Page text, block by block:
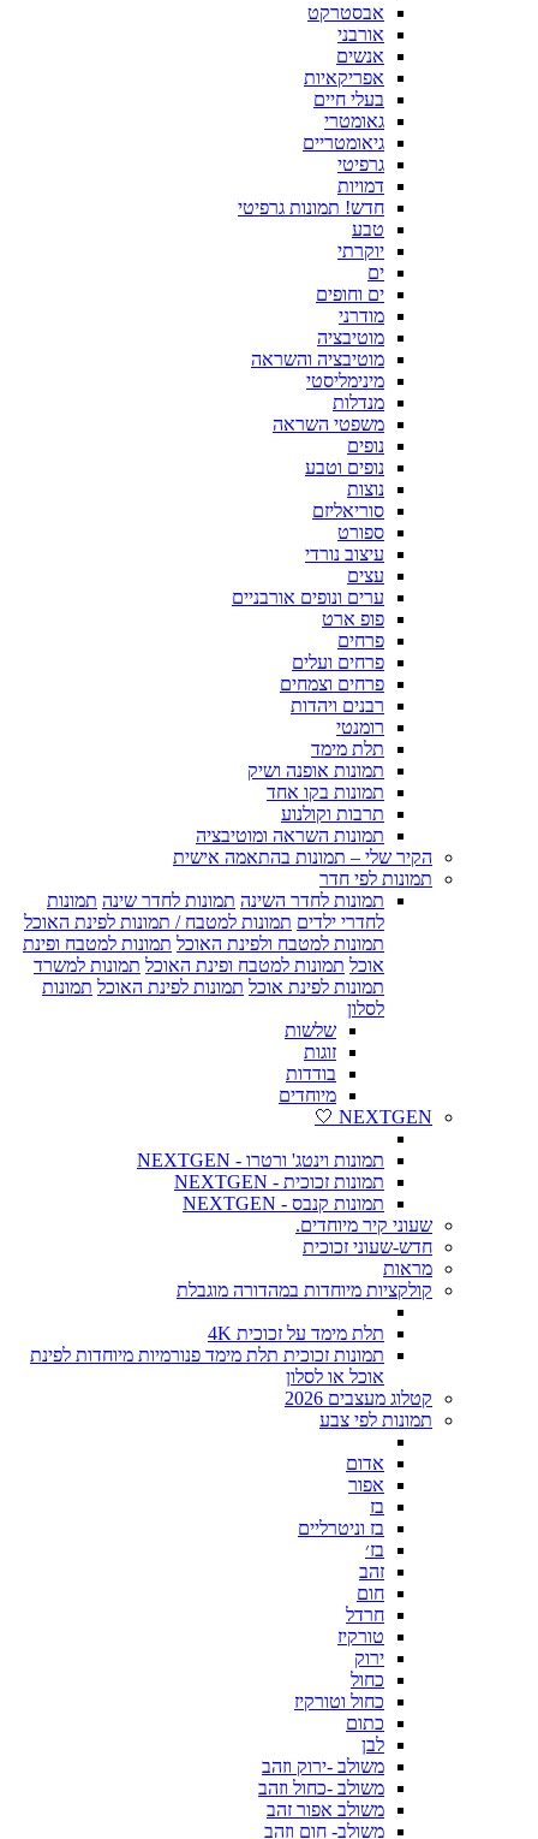
אבסטרקט
אורבני
אנשים
אפריקאיות
בעלי חיים
גאומטרי
גיאומטריים
גרפיטי
דמויות
חדש! תמונות גרפיטי
טבע
יוקרתי
ים
ים וחופים
מודרני
מוטיבציה
מוטיבציה והשראה
מינימליסטי
מנדלות
משפטי השראה
נופים
נופים וטבע
נוצות
סוריאליזם
ספורט
עיצוב נורדי
עצים
ערים ונופים אורבניים
פופ ארט
פרחים
פרחים ועלים
פרחים וצמחים
רבנים ויהדות
רומנטי
תלת מימד
תמונות אופנה ושיק
תמונות בקו אחד
תרבות וקולנוע
תמונות השראה ומוטיבציה
הקיר שלי – תמונות בהתאמה אישית
תמונות לפי חדר
תמונות לחדר השינה תמונות לחדר שינה תמונות
לחדרי ילדים תמונות למטבח / תמונות לפינת האוכל
תמונות למטבח ולפינת האוכל תמונות למטבח ופינת
אוכל תמונות למטבח ופינת האוכל תמונות למשרד
תמונות לפינת אוכל תמונות לפינת האוכל תמונות
לסלון
שלשות
זוגות
בודדות
מיוחדים
NEXTGEN 🤍
תמונות וינטג' ורטרו - NEXTGEN
תמונות זכוכית - NEXTGEN
תמונות קנבס - NEXTGEN
שעוני קיר מיוחדים.
חדש-שעוני זכוכית
מראות
קולקציות מיוחדות במהדורה מוגבלת
תלת מימד על זכוכית 4K
תמונות זכוכית תלת מימד פנורמיות מיוחדות לפינת
אוכל או לסלון
קטלוג מעצבים 2026
תמונות לפי צבע
אדום
אפור
בז
בז וניטרליים
בז׳
זהב
חום
חרדל
טורקיז
ירוק
כחול
כחול וטורקיז
כתום
לבן
משולב -ירוק וזהב
משולב -כחול וזהב
משולב אפור זהב
משולב- חום וזהב